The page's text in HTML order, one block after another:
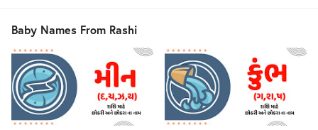
Baby Names From Rashi